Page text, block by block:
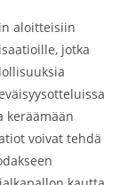
aloitteisiin
jotka
keräämään
voivat tehdä